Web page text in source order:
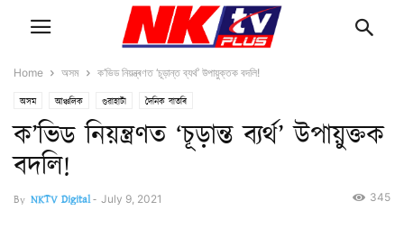
Home অসম ক’ভিড নিয়ন্ত্ৰণত ‘চূড়ান্ত ব্যৰ্থ’ উপায়ুক্তক বদলি!
অসম আঞ্চলিক গুৱাহাটী দৈনিক বাতৰি
ক’ভিড নিয়ন্ত্ৰণত ‘চূড়ান্ত ব্যৰ্থ’ উপায়ুক্তক
বদলি!
By NKTV Digital- July 9, 2021 345